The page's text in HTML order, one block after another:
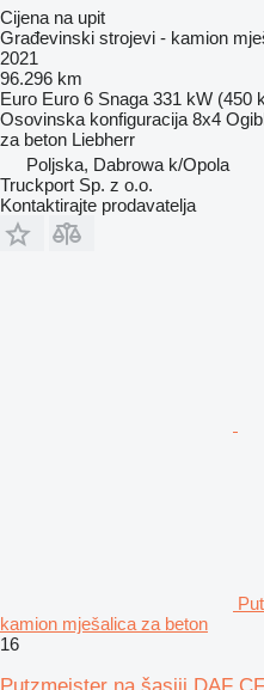
Cijena na upit
Građevinski strojevi - kamion
2021
96.296 km
Euro Euro 6 Snaga 331 kW (450
Osovinska konfiguracija 8x4
za beton Liebherr
Poljska, Dabrowa k/Opola
Truckport Sp. z o.o.
Kontaktirajte prodavatelja
kamion mješalica za beton
16